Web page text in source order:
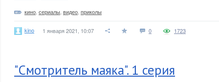
кино сериалы видео приколы
kino 1 января 2021, 10:07 0 1723
"Смотритель маяка". 1 серия